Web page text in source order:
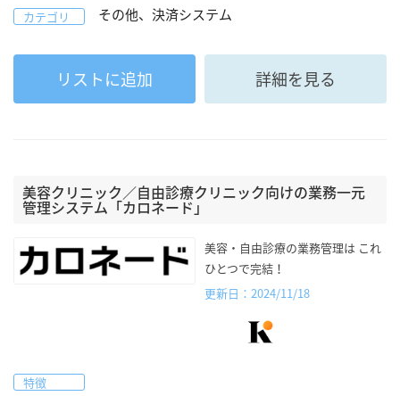
カテゴリ その他、決済システム
リストに追加 詳細を見る
美容クリニック／自由診療クリニック向けの業務一元
管理システム「カロネード」
美容・自由診療の業務管理は これ
ひとつで完結！
更新日：2024/11/18
特徴